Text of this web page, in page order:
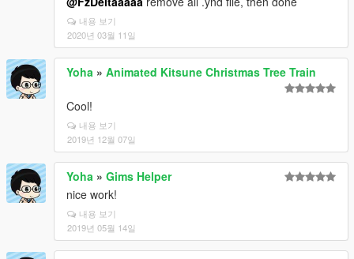
내용 보기
2020년 03월 11일
Yoha » Animated Kitsune Christmas Tree Train
Cool!
내용 보기
2019년 12월 07일
Yoha » Gims Helper
nice work!
내용 보기
2019년 05월 14일